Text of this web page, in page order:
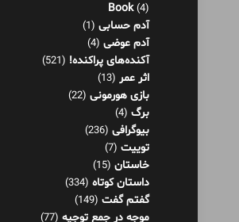
Book(4)
آدم حسابی (1)
آدم عوضی (4)
آکنده‌های پراکنده! (521)
اثر عمر (13)
بازی هورمونی (22)
برگ (4)
بیوگرافی (236)
توییت (7)
خاستان (15)
داستان کوتاه (334)
گفتم گفت (149)
موجه در جمع توجیه (77)